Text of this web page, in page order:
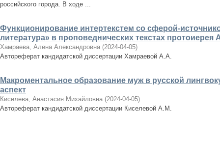
российского города. В ходе ...
Функционирование интертекстем со сферой-
литература» в проповеднических текстах протоиерея
Хамраева, Алена Александровна (2024-04-05)
Автореферат кандидатской диссертации Хамраевой А.А.
Макроментальное образование муж в русской
аспект
Киселева, Анастасия Михайловна (2024-04-05)
Автореферат кандидатской диссертации Киселевой А.М.